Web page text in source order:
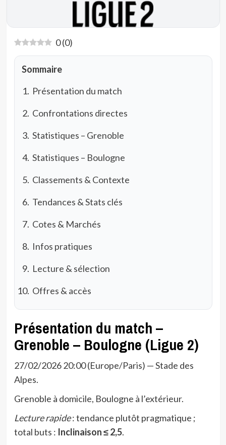
0(0)
Sommaire
Présentation du match
Confrontations directes
Statistiques – Grenoble
Statistiques – Boulogne
Classements & Contexte
Tendances & Stats clés
Cotes & Marchés
Infos pratiques
Lecture & sélection
Offres & accès
Présentation du match –
Grenoble – Boulogne (Ligue 2)
27/02/2026 20:00 (Europe/Paris) — Stade des
Alpes.
Grenoble à domicile, Boulogne à l’extérieur.
Lecture rapide: tendance plutôt pragmatique ;
total buts : Inclinaison ≤ 2,5.